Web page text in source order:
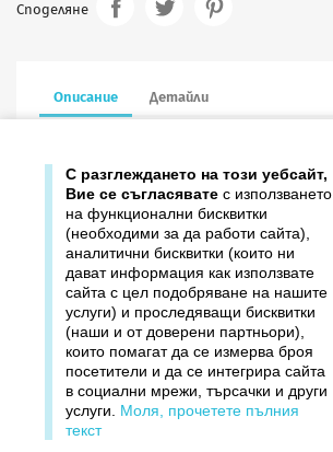
Споделяне
Описание Детайли
Продукти
Издателство ДОМИНО
Вашият профил
С разглеждането на този уебсайт,
Вие се съгласявате с използването
на функционални бисквитки
(необходими за да работи сайта),
аналитични бисквитки (които ни
дават информация как използвате
сайта с цел подобряване на нашите
услуги) и проследяващи бисквитки
(наши и от доверени партньори),
които помагат да се измерва броя
посетители и да се интегрира сайта
в социални мрежи, търсачки и други
услуги.
Моля, прочетете пълния
текст